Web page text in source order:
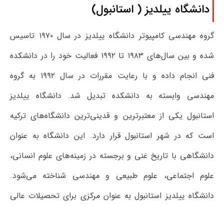
دانشگاه ییلدیز ( استانبول)
گروه مهندسی کامپیوتر دانشگاه ییلدیز در سال ۱۹۷۰ تاسیس
شده و بین سال‌های ۱۹۸۳ تا ۱۹۹۲ فعالیت خود را در دانشکده
فنی انجام داده و با رعایت مقررات در سال ۱۹۹۲ به گروه
مهندسی وابسته به دانشکده تبدیل شد. دانشگاه ییلدیز
استانبول یکی از معتبرترین و قدینی‌ترین دانشگاه‌های ترکیه
است که در شهر استانبول قرار دارد. این دانشگاه به عنوان
دانشگاهی با تاریخ غنی و برجسته در زمینه‌های علوم انسانی،
علوم اجتماعی، علوم طبیعی و مهندسی شناخته می‌شود.
دانشگاه ییلدیز استانبول به عنوان مرکزی برای تحصیلات عالی